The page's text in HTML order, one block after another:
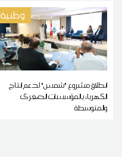
وطنية
انطلاق مشروع "شمس" لدعم إنتاج
الكهرباء بالمؤسسات الصغرى
والمتوسطة